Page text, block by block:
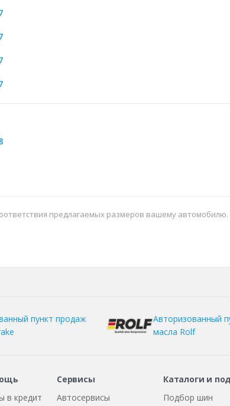
предлагаемых размеров вашему автомобилю.
пункт продаж
Авторизованный
масла Rolf
в кредит
Сервисы
Автосервисы
Каталоги и
Подбор шин